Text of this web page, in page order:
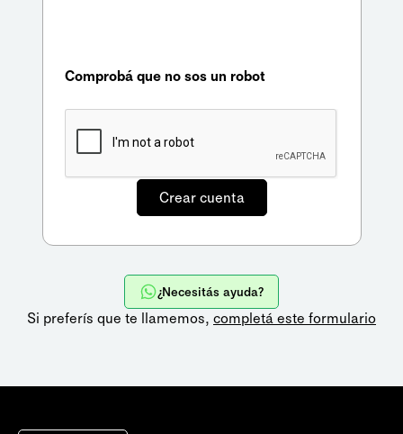
Comprobá que no sos un robot
¿Necesitás ayuda?
Si preferís que te llamemos, completá este formulario